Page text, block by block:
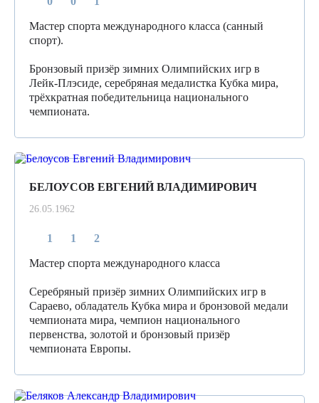
Мастер спорта международного класса (санный
спорт).
Бронзовый призёр зимних Олимпийских игр в
Лейк-Плэсиде, серебряная медалистка Кубка мира,
трёхкратная победительница национального
чемпионата.
БЕЛОУСОВ ЕВГЕНИЙ ВЛАДИМИРОВИЧ
26.05.1962
1 1 2
Мастер спорта международного класса
Серебряный призёр зимних Олимпийских игр в
Сараево, обладатель Кубка мира и бронзовой медали
чемпионата мира, чемпион национального
первенства, золотой и бронзовый призёр
чемпионата Европы.